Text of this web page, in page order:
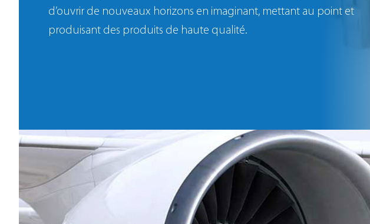
d’ouvrir de nouveaux horizons en imaginant, mettant au point et
produisant des produits de haute qualité.